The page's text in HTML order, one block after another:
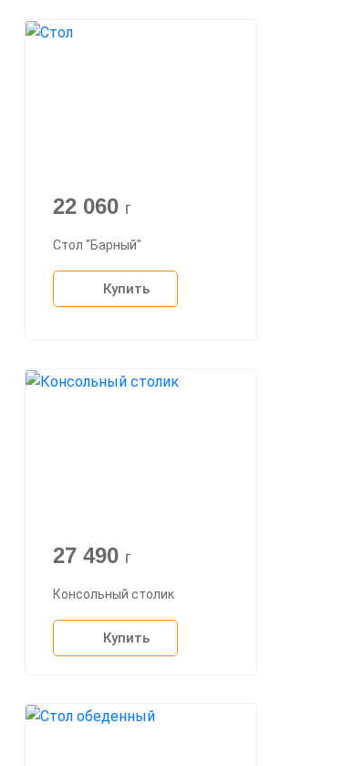
22 060 г
Стол "Барный"
Купить
27 490 г
Консольный столик
Купить